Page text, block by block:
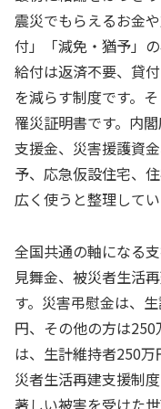
震災でもらえるお金
付」「減免・猶予」
給付は返済不要、貸
を減らす制度です。
罹災証明書です。内
支援金、災害援護資
予、応急仮設住宅、
広く使うと整理してい
全国共通の軸になる
見舞金、被災者生活
す。災害弔慰金は、
円、その他の方は
は、生計維持者250
災者生活再建支援制
著しい被害を受けた